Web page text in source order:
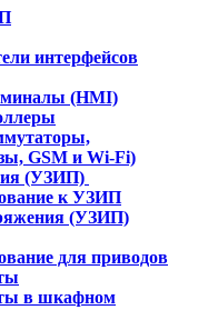
интерфейсов
(HMI)
GSM и Wi-Fi)
(УЗИП)
к УЗИП
(УЗИП)
для приводов
в шкафном